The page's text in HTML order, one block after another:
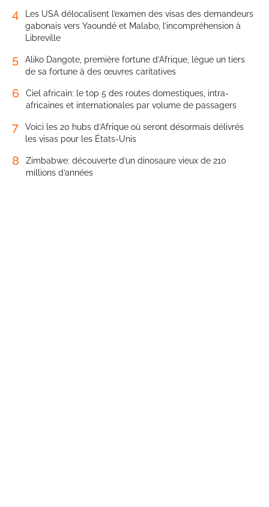
4
Les USA délocalisent l’examen des visas des demandeurs
gabonais vers Yaoundé et Malabo, l’incompréhension à
Libreville
5
Aliko Dangote, première fortune d’Afrique, lègue un tiers
de sa fortune à des œuvres caritatives
6
Ciel africain: le top 5 des routes domestiques, intra-
africaines et internationales par volume de passagers
7
Voici les 20 hubs d’Afrique où seront désormais délivrés
les visas pour les États-Unis
8
Zimbabwe: découverte d’un dinosaure vieux de 210
millions d’années